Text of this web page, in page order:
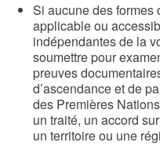
Si aucune des formes
applicable ou
indépendantes de la
soumettre pour
preuves
d’ascendance et de
des Premières
un traité, un accord
un territoire ou une